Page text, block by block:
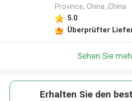
Province, China ,China
5.0
Überprüfter
Sehen Sie
Erhalten Sie den